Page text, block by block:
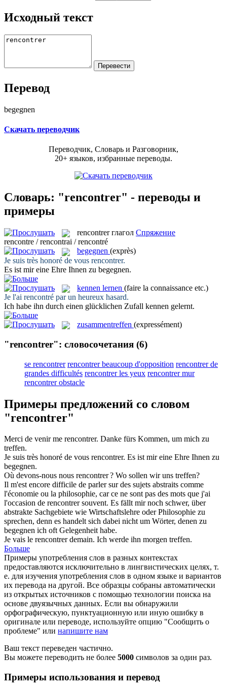
Исходный текст
Перевод
begegnen
Скачать переводчик
Переводчик, Словарь и Разговорник,
20+ языков, избранные переводы.
Словарь: "rencontrer" - переводы и
примеры
rencontrer глагол Спряжение
rencontre / rencontrai / rencontré
begegnen (exprès)
Je suis très honoré de vous rencontrer.
Es ist mir eine Ehre Ihnen zu begegnen.
kennen lernen (faire la connaissance etc.)
Je l'ai rencontré par un heureux hasard.
Ich habe ihn durch einen glücklichen Zufall kennen gelernt.
zusammentreffen (expressément)
"rencontrer": словосочетания (6)
se rencontrer rencontrer beaucoup d'opposition rencontrer de
grandes difficultés rencontrer les yeux rencontrer mur
rencontrer obstacle
Примеры предложений со словом
"rencontrer"
Merci de venir me rencontrer. Danke fürs Kommen, um mich zu
treffen.
Je suis très honoré de vous rencontrer. Es ist mir eine Ehre Ihnen zu
begegnen.
Où devons-nous nous rencontrer? Wo sollen wir uns treffen?
Il m'est encore difficile de parler sur des sujets abstraits comme
l'économie ou la philosophie, car ce ne sont pas des mots que j'ai
l'occasion de rencontrersouvent. Es fällt mir noch schwer, über
abstrakte Sachgebiete wie Wirtschaftslehre oder Philosophie zu
sprechen, denn es handelt sich dabei nicht um Wörter, denen zu
begegnen ich oft Gelegenheit habe.
Je vais le rencontrerdemain. Ich werde ihn morgen treffen.
Больше
Примеры употребления слов в разных контекстах
предоставляются исключительно в лингвистических целях, т.
е. для изучения употребления слов в одном языке и вариантов
их перевода на другой. Все образцы собраны автоматически
из открытых источников с помощью технологии поиска на
основе двуязычных данных. Если вы обнаружили
орфографическую, пунктуационную или иную ошибку в
оригинале или переводе, используйте опцию "Сообщить о
проблеме" или напишите нам
Ваш текст переведен частично.
Вы можете переводить не более 5000 символов за один раз.
Примеры использования и перевод